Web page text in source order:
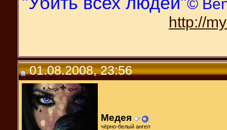
©
http://
01.08.2008, 23:56
Медея
чёрно-белый ангел